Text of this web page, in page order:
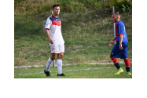
e
r
: